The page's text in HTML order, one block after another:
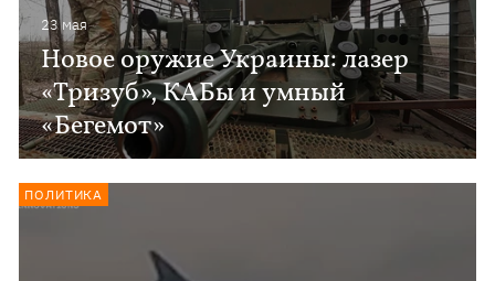
23 мая
Новое оружие Украины: лазер
«Тризуб», КАБы и умный
«Бегемот»
ПОЛИТИКА